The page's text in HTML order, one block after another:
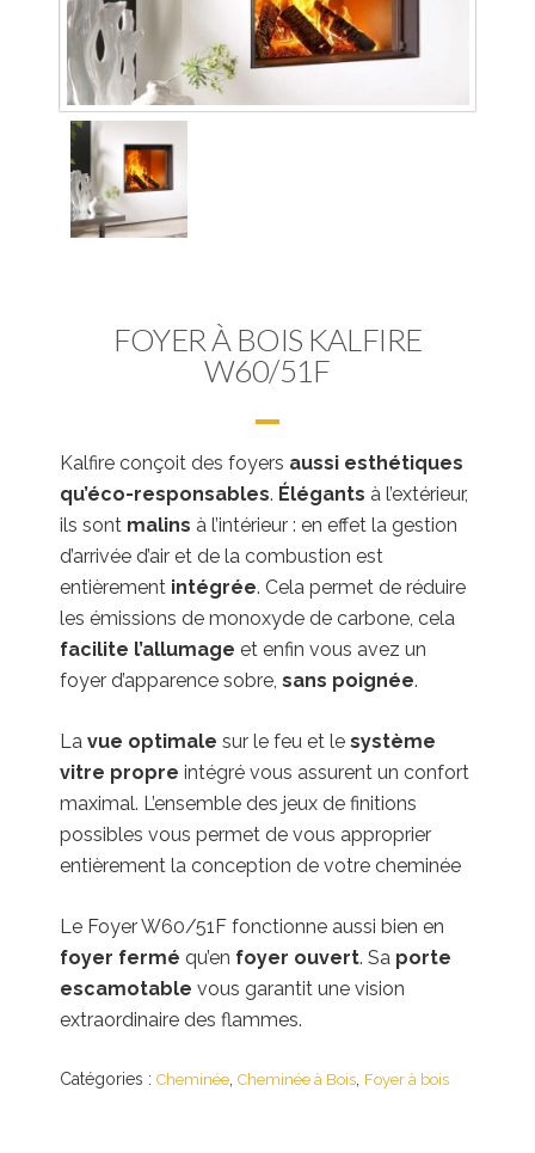
FOYER À BOIS KALFIRE
W60/51F
Kalfire conçoit des foyers aussi esthétiques
qu’éco-responsables. Élégants à l’extérieur,
ils sont malins à l’intérieur : en effet la gestion
d’arrivée d’air et de la combustion est
entièrement intégrée. Cela permet de réduire
les émissions de monoxyde de carbone, cela
facilite l’allumage et enfin vous avez un
foyer d’apparence sobre, sans poignée.
La vue optimale sur le feu et le système
vitre propre intégré vous assurent un confort
maximal. L’ensemble des jeux de finitions
possibles vous permet de vous approprier
entièrement la conception de votre cheminée
Le Foyer W60/51F fonctionne aussi bien en
foyer fermé qu’en foyer ouvert. Sa porte
escamotable vous garantit une vision
extraordinaire des flammes.
Catégories : Cheminée Cheminée à Bois Foyer à bois